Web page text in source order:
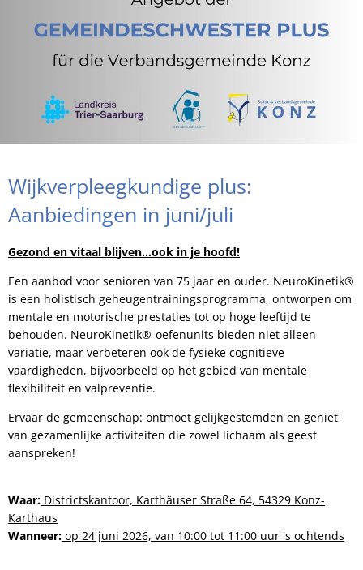
Wijkverpleegkundige plus:
Aanbiedingen in juni/juli
Gezond en vitaal blijven…ook in je hoofd!
Een aanbod voor senioren van 75 jaar en ouder. NeuroKinetik®
is een holistisch geheugentrainingsprogramma, ontworpen om
mentale en motorische prestaties tot op hoge leeftijd te
behouden. NeuroKinetik®-oefenunits bieden niet alleen
variatie, maar verbeteren ook de fysieke cognitieve
vaardigheden, bijvoorbeeld op het gebied van mentale
flexibiliteit en valpreventie.
Ervaar de gemeenschap: ontmoet gelijkgestemden en geniet
van gezamenlijke activiteiten die zowel lichaam als geest
aanspreken!
Waar: Districtskantoor, Karthäuser Straße 64, 54329 Konz-
Karthaus
Wanneer: op 24 juni 2026, van 10:00 tot 11:00 uur 's ochtends